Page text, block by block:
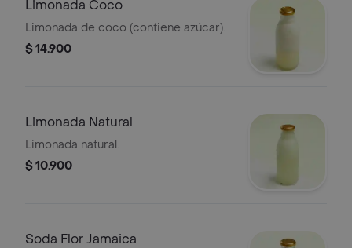
Limonada Coco
Limonada de coco (contiene azúcar).
$ 14.900
Limonada Natural
Limonada natural.
$ 10.900
Soda Flor Jamaica